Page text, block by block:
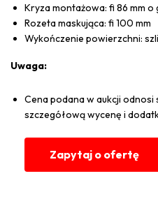
Kryza montażowa: fi 86 mm o
Rozeta maskująca: fi 100 mm
Wykończenie powierzchni:
Uwaga:
Cena podana w aukcji odnosi
szczegółową wycenę i
Zapytaj o ofertę